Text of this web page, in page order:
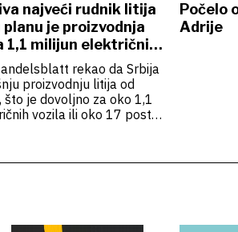
najveći rudnik litija
planu je proizvodnja
1,1 milijun električnih
rekao da Srbija
proizvodnju litija od
je dovoljno za oko 1,1
vozila ili oko 17 posto
Počelo
Adrije